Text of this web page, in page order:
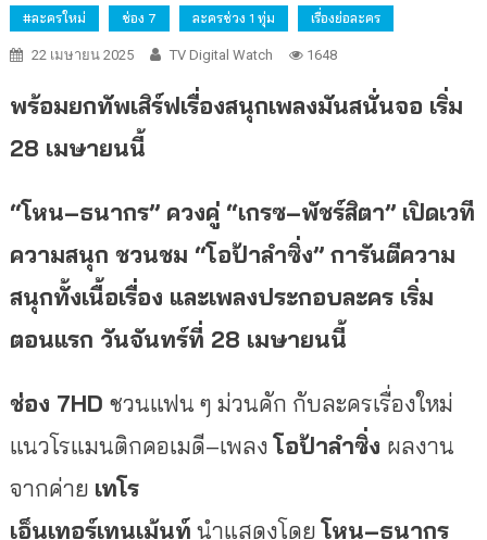
#ละครใหม่ ช่อง 7 ละครช่วง 1 ทุ่ม เรื่องย่อละคร
22 เมษายน 2025 TV Digital Watch 1648
พร้อมยกทัพเสิร์ฟเรื่องสนุกเพลงมันสนั่นจอ เริ่ม
28 เมษายนนี้
“โหน–ธนากร” ควงคู่“เกรซ–พัชร์สิตา” เปิดเวที
ความสนุก ชวนชม “โอป้าลำซิ่ง” การันตีความ
สนุกทั้งเนื้อเรื่อง และเพลงประกอบละคร เริ่ม
ตอนแรก วันจันทร์ที่ 28 เมษายนนี้
ช่อง 7HD ชวนแฟน ๆ ม่วนคัก กับละครเรื่องใหม่
แนวโรแมนติกคอเมดี–เพลง โอป้าลำซิ่ง ผลงาน
จากค่าย เทโร
เอ็นเทอร์เทนเม้นท์ นำแสดงโดย โหน–ธนากร